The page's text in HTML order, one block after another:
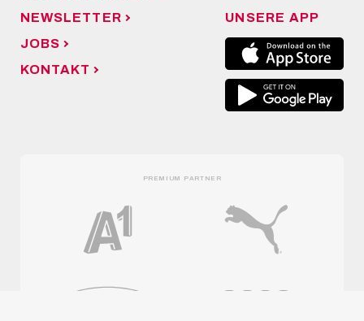
NEWSLETTER
JOBS
KONTAKT
UNSERE APP
PREMIUM PARTNER